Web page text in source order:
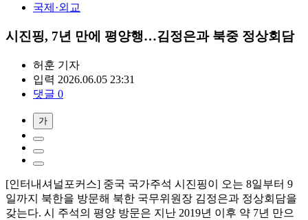
국제·외교
시진핑, 7년 만에 평양행…김정은과 북중 정상회담
허훈 기자
입력 2026.06.05 23:31
댓글 0
가
[인터내셔널포커스] 중국 국가주석 시진핑이 오는 8일부터 9
일까지 북한을 방문해 북한 국무위원장 김정은과 정상회담을
갖는다. 시 주석의 평양 방문은 지난 2019년 이후 약 7년 만으